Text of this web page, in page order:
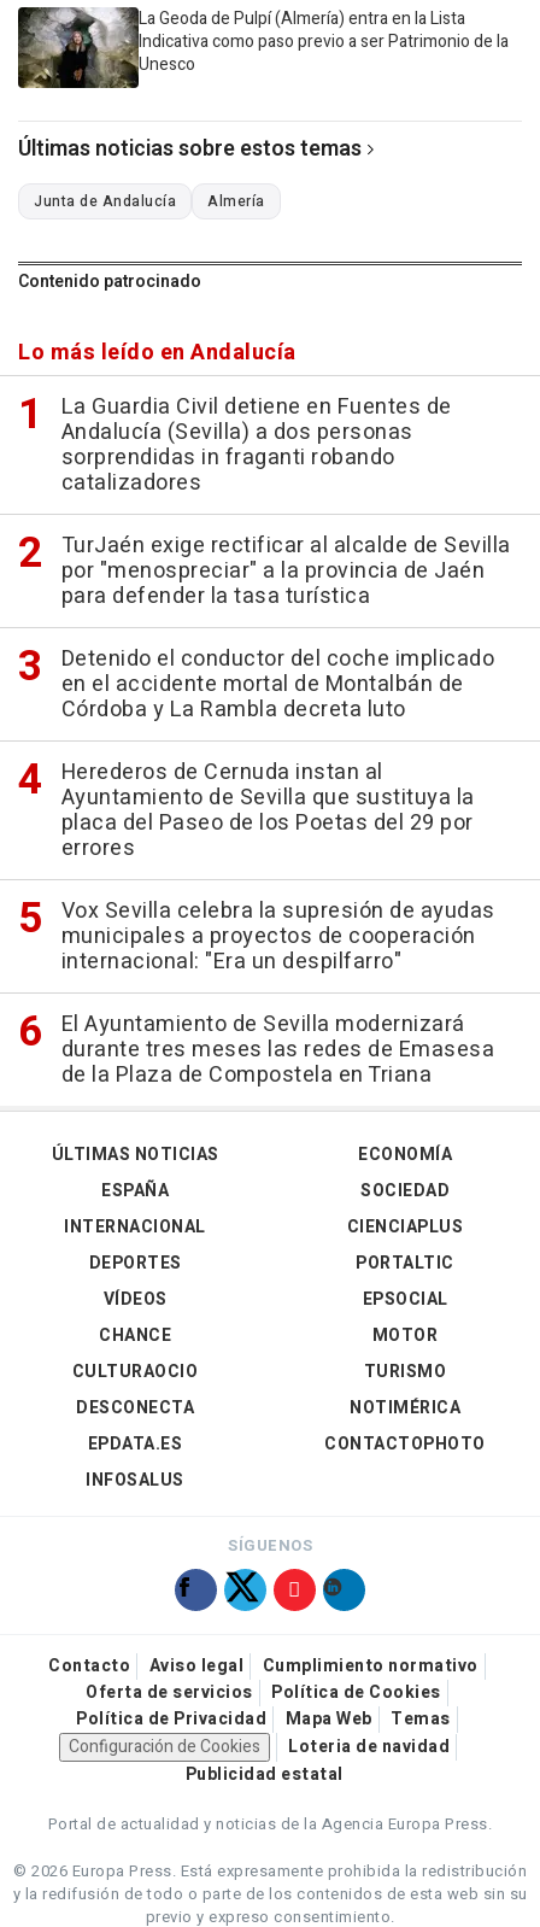
La Geoda de Pulpí (Almería) entra en la Lista
Indicativa como paso previo a ser Patrimonio de la
Unesco
Últimas noticias sobre estos temas
Junta de Andalucía Almería
Contenido patrocinado
Lo más leído en Andalucía
La Guardia Civil detiene en Fuentes de
Andalucía (Sevilla) a dos personas
sorprendidas in fraganti robando
catalizadores
TurJaén exige rectificar al alcalde de Sevilla
por "menospreciar" a la provincia de Jaén
para defender la tasa turística
Detenido el conductor del coche implicado
en el accidente mortal de Montalbán de
Córdoba y La Rambla decreta luto
Herederos de Cernuda instan al
Ayuntamiento de Sevilla que sustituya la
placa del Paseo de los Poetas del 29 por
errores
Vox Sevilla celebra la supresión de ayudas
municipales a proyectos de cooperación
internacional: "Era un despilfarro"
El Ayuntamiento de Sevilla modernizará
durante tres meses las redes de Emasesa
de la Plaza de Compostela en Triana
ÚLTIMAS NOTICIAS
ESPAÑA
INTERNACIONAL
DEPORTES
VÍDEOS
ECONOMÍA
SOCIEDAD
CIENCIAPLUS
PORTALTIC
EPSOCIAL
CHANCE
CULTURAOCIO
DESCONECTA
EPDATA.ES
INFOSALUS
MOTOR
TURISMO
NOTIMÉRICA
CONTACTOPHOTO
SÍGUENOS
Contacto Aviso legal
Cumplimiento normativo
Oferta de servicios
Política de Cookies
Política de Privacidad
Mapa Web
Temas
Configuración de Cookies
Loteria de navidad
Publicidad estatal
Portal de actualidad y noticias de la Agencia Europa Press.
© 2026 Europa Press. Está expresamente prohibida la redistribución
y la redifusión de todo o parte de los contenidos de esta web sin su
previo y expreso consentimiento.